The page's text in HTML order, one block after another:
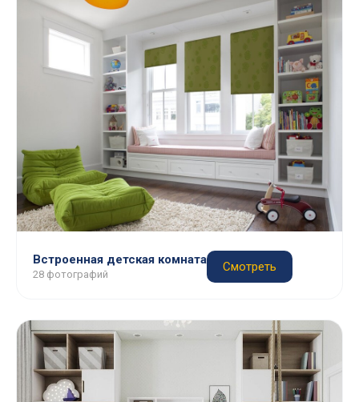
Встроенная детская комната
28 фотографий
Смотреть